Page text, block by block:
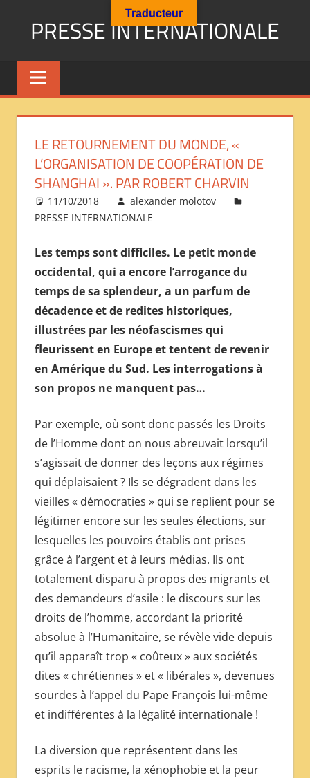
PRESSE INTERNATIONALE
Presse
Internationale
Géopolitique
Immigration
Société
Emploi
Economie
Géostratégie-
PRESS
REVIEW
——
ОБЗОР
МЕЖДУНАРОДНОЙ
ПРЕССЫ
LE RETOURNEMENT DU MONDE, «
L’ORGANISATION DE COOPÉRATION DE
SHANGHAI ». PAR ROBERT CHARVIN
11/10/2018
alexander molotov
PRESSE INTERNATIONALE
Les temps sont difficiles. Le petit monde
occidental, qui a encore l’arrogance du
temps de sa splendeur, a un parfum de
décadence et de redites historiques,
illustrées par les néofascismes qui
fleurissent en Europe et tentent de revenir
en Amérique du Sud. Les interrogations à
son propos ne manquent pas…
Par exemple, où sont donc passés les Droits
de l’Homme dont on nous abreuvait lorsqu’il
s’agissait de donner des leçons aux régimes
qui déplaisaient ? Ils se dégradent dans les
vieilles « démocraties » qui se replient pour se
légitimer encore sur les seules élections, sur
lesquelles les pouvoirs établis ont prises
grâce à l’argent et à leurs médias. Ils ont
totalement disparu à propos des migrants et
des demandeurs d’asile : le discours sur les
droits de l’homme, accordant la priorité
absolue à l’Humanitaire, se révèle vide depuis
qu’il apparaît trop « coûteux » aux sociétés
dites « chrétiennes » et « libérales », devenues
sourdes à l’appel du Pape François lui-même
et indifférentes à la légalité internationale !
La diversion que représentent dans les
esprits le racisme, la xénophobie et la peur
Traducteur